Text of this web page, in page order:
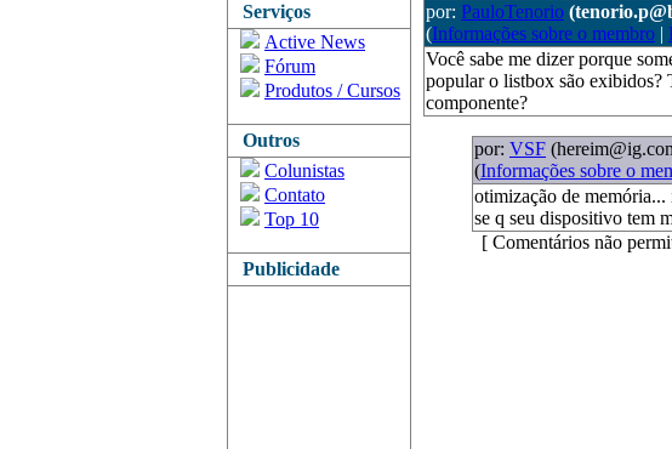
Serviços
Active News
Fórum
Produtos / Cursos
Outros
Colunistas
Contato
Top 10
Publicidade
por: PauloTenorio
(Informações sobre o membro |
Você sabe me dizer porque
popular o listbox são exibidos?
componente?
por: VSF
(Informações sobre o
otimização de
se q seu dispositivo tem
[ Comentários não